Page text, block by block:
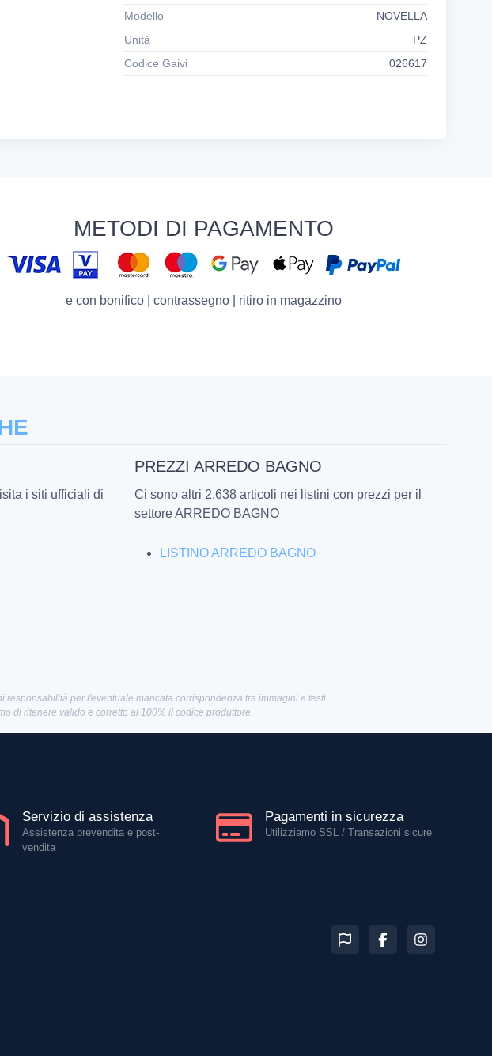
Modello
NOVELLA
Unità
PZ
Codice Gaivi
026617
METODI DI PAGAMENTO
e con bonifico | contrassegno | ritiro in magazzino
i siti ufficiali di
PREZZI ARREDO BAGNO
Ci sono altri 2.638 articoli nei listini con prezzi per il
settore ARREDO BAGNO
LISTINO ARREDO BAGNO
per l'eventuale mancata corrispondenza tra immagini e testi.
di ritenere valido e corretto al 100% il codice produttore.
Servizio di assistenza
Assistenza prevendita e post-
vendita
Pagamenti in sicurezza
Utilizziamo SSL / Transazioni sicure